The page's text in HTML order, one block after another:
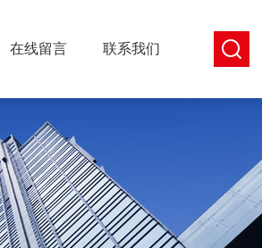
在线留言 联系我们